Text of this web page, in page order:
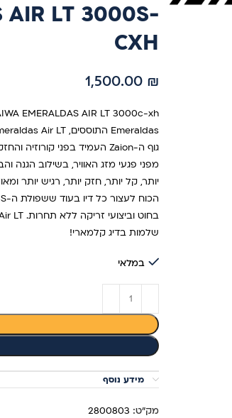
AIR LT 3000S-
CXH
1,500.00 ₪
שלמות בדיג קלמארי!
במלאי
מידע נוסף
מק"ט: 2800803